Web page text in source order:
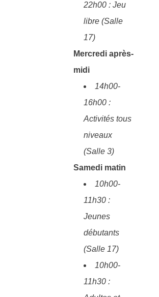
22h00 : Jeu
libre (Salle
17)
Mercredi après-
midi
14h00-
16h00 :
Activités tous
niveaux
(Salle 3)
Samedi matin
10h00-
11h30 :
Jeunes
débutants
(Salle 17)
10h00-
11h30 :